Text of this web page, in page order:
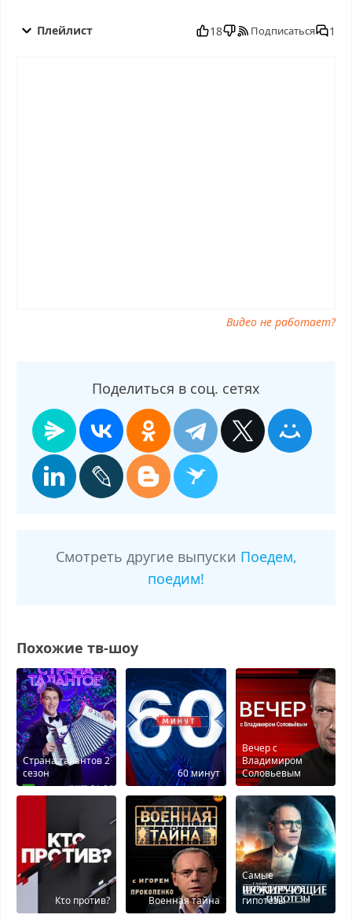
Поедем, поедим! от 13.09.2025 смотреть онлайн, Поедем,
Плейлист 18 Подписаться 1
Видео не работает?
Поделиться в соц. сетях
Смотреть другие выпуски Поедем,
поедим!
Похожие тв-шоу
Страна талантов 2
сезон
60 минут
Вечер с
Владимиром
Соловьевым
Кτо против? Военная тайна
Самые
шокирующие
гипотезы